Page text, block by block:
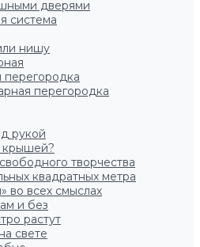
дверями
система
нишу
перегородка
перегородка
рукой
крышей?
творчества
квадратных метра
во всех смыслах
и без
растут
свете